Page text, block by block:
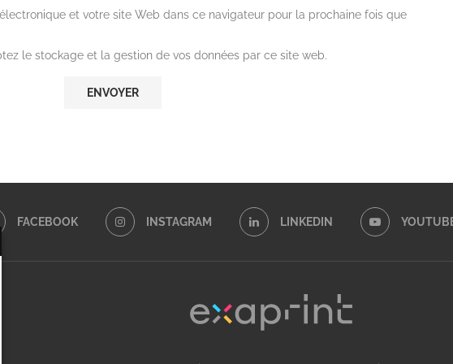
et votre site Web dans ce navigateur pour la prochaine fois que
le stockage et la gestion de vos données par ce site web.
FACEBOOK INSTAGRAM LINKEDIN